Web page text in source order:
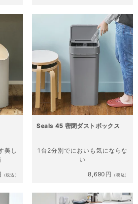
美し
（税込）
Seals 45 密閉ダストボックス
1台2分別でにおいも気にならな
い
8,690円
（税込）